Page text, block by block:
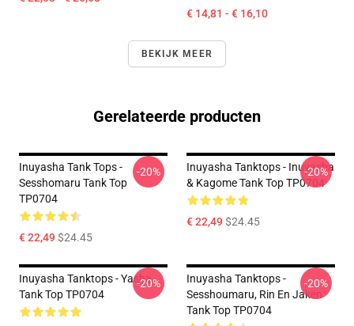
€ 14,81 - € 16,10
BEKIJK MEER
Gerelateerde producten
Inuyasha Tank Tops -
Sesshomaru Tank Top
TP0704
€ 22,49$24.45
-20%
Inuyasha Tanktops - Inuyasha
& Kagome Tank Top TP0704
€ 22,49$24.45
-20%
Inuyasha Tanktops - Yasha
Tank Top TP0704
-20%
Inuyasha Tanktops -
Sesshoumaru, Rin En Jaken
Tank Top TP0704
-20%